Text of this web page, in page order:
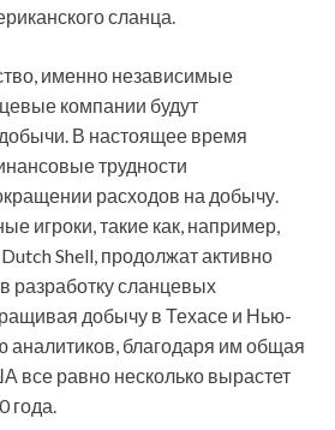
сланца.
именно независимые
компании будут
В настоящее время
трудности
расходов на добычу.
игроки, такие как, например,
Shell, продолжат активно
разработку сланцевых
добычу в Техасе и Нью-
аналитиков, благодаря им общая
все равно несколько вырастет
года.